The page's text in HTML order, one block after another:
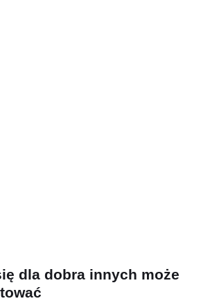
dla dobra innych może